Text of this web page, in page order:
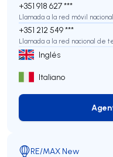
+351 918 627 ***
Llamada a la red móvil nacional
+351 212 549 ***
Llamada a la red nacional de
Inglés
Italiano
RE/MAX New